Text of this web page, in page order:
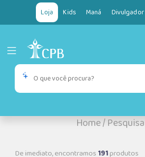
Loja Kids Maná Divulgador
Home/Pesquisa
De imediato, encontramos 191produtos